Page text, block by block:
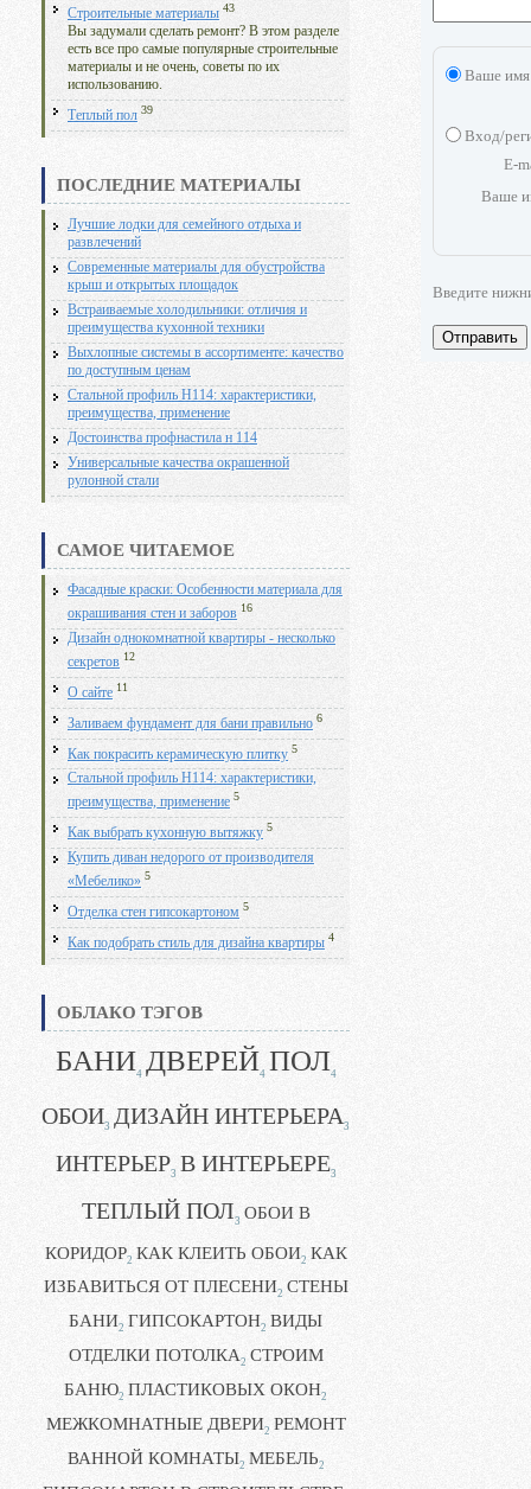
Строительные материалы 43
Вы задумали сделать ремонт? В этом разделе
есть все про самые популярные строительные
материалы и не очень, советы по их
использованию.
Теплый пол 39
ПОСЛЕДНИЕ МАТЕРИАЛЫ
Лучшие лодки для семейного отдыха и
развлечений
Современные материалы для обустройства
крыш и открытых площадок
Встраиваемые холодильники: отличия и
преимущества кухонной техники
Выхлопные системы в ассортименте: качество
по доступным ценам
Стальной профиль Н114: характеристики,
преимущества, применение
Достоинства профнастила н 114
Универсальные качества окрашенной
рулонной стали
САМОЕ ЧИТАЕМОЕ
Фасадные краски: Особенности материала для
окрашивания стен и заборов 16
Дизайн однокомнатной квартиры - несколько
секретов 12
О сайте 11
Заливаем фундамент для бани правильно 6
Как покрасить керамическую плитку 5
Стальной профиль Н114: характеристики,
преимущества, применение 5
Как выбрать кухонную вытяжку 5
Купить диван недорого от производителя
«Мебелико» 5
Отделка стен гипсокартоном 5
Как подобрать стиль для дизайна квартиры 4
ОБЛАКО ТЭГОВ
БАНИ4 ДВЕРЕЙ4 ПОЛ4
ОБОИ3 ДИЗАЙН ИНТЕРЬЕРА3
ИНТЕРЬЕР3 В ИНТЕРЬЕРЕ3
ТЕПЛЫЙ ПОЛ3 ОБОИ В
КОРИДОР2 КАК КЛЕИТЬ ОБОИ2 КАК
ИЗБАВИТЬСЯ ОТ ПЛЕСЕНИ2 СТЕНЫ
БАНИ2 ГИПСОКАРТОН2 ВИДЫ
ОТДЕЛКИ ПОТОЛКА2 СТРОИМ
БАНЮ2 ПЛАСТИКОВЫХ ОКОН2
МЕЖКОМНАТНЫЕ ДВЕРИ2 РЕМОНТ
ВАННОЙ КОМНАТЫ2 МЕБЕЛЬ2
Ваше имя
Вход/
E-
Ваше
Введите
Отправить